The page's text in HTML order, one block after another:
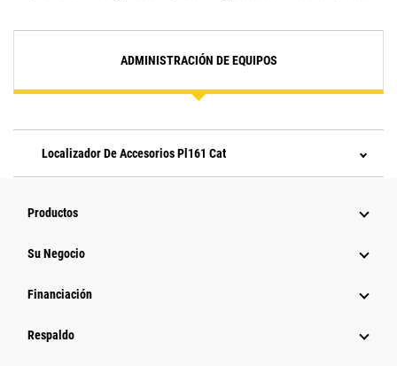
ADMINISTRACIÓN DE EQUIPOS
Localizador De Accesorios Pl161 Cat
Productos
Su Negocio
Financiación
Respaldo